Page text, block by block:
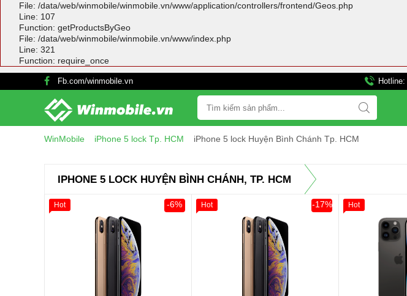
File: /data/web/winmobile/winmobile.vn/www/application/controllers/frontend/Geos.php
Line: 107
Function: getProductsByGeo
File: /data/web/winmobile/winmobile.vn/www/index.php
Line: 321
Function: require_once
Fb.com/winmobile.vn Hotline:
WinMobile iPhone 5 lock Tp. HCM iPhone 5 lock Huyện Bình Chánh Tp. HCM
IPHONE 5 LOCK HUYỆN BÌNH CHÁNH, TP. HCM
Giảm 100.000đ
Khách Hàng
-6%
Hot
Giảm 100.000đ
Khách Hàng
-17%
Hot Hot